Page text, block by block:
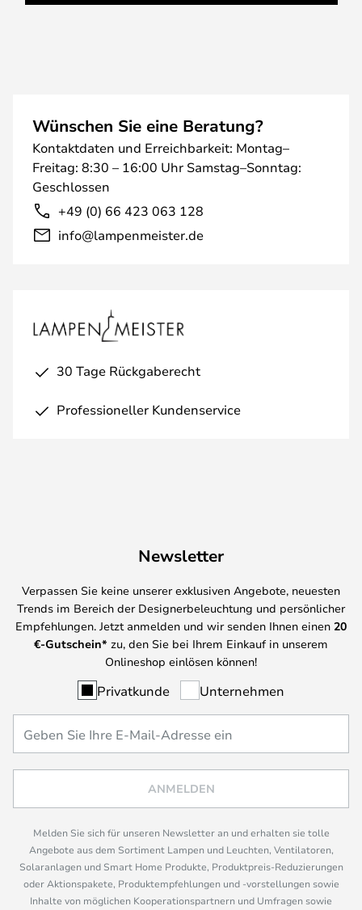
Wünschen Sie eine Beratung?
Kontaktdaten und Erreichbarkeit: Montag–
Freitag: 8:30 – 16:00 Uhr Samstag–Sonntag:
Geschlossen
+49 (0) 66 423 063 128
info@lampenmeister.de
30 Tage Rückgaberecht
Professioneller Kundenservice
Newsletter
Verpassen Sie keine unserer exklusiven Angebote, neuesten
Trends im Bereich der Designerbeleuchtung und persönlicher
Empfehlungen. Jetzt anmelden und wir senden Ihnen einen 20
€-Gutschein* zu, den Sie bei Ihrem Einkauf in unserem
Onlineshop einlösen können!
Privatkunde Unternehmen
ANMELDEN
Melden Sie sich für unseren Newsletter an und erhalten sie tolle
Angebote aus dem Sortiment Lampen und Leuchten, Ventilatoren,
Solaranlagen und Smart Home Produkte, Produktpreis-Reduzierungen
oder Aktionspakete, Produktempfehlungen und -vorstellungen sowie
Inhalte von möglichen Kooperationspartnern und Umfragen sowie